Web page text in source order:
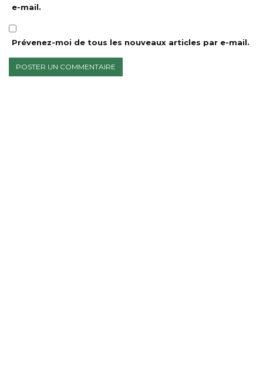
e-mail.
Prévenez-moi de tous les nouveaux articles par e-mail.